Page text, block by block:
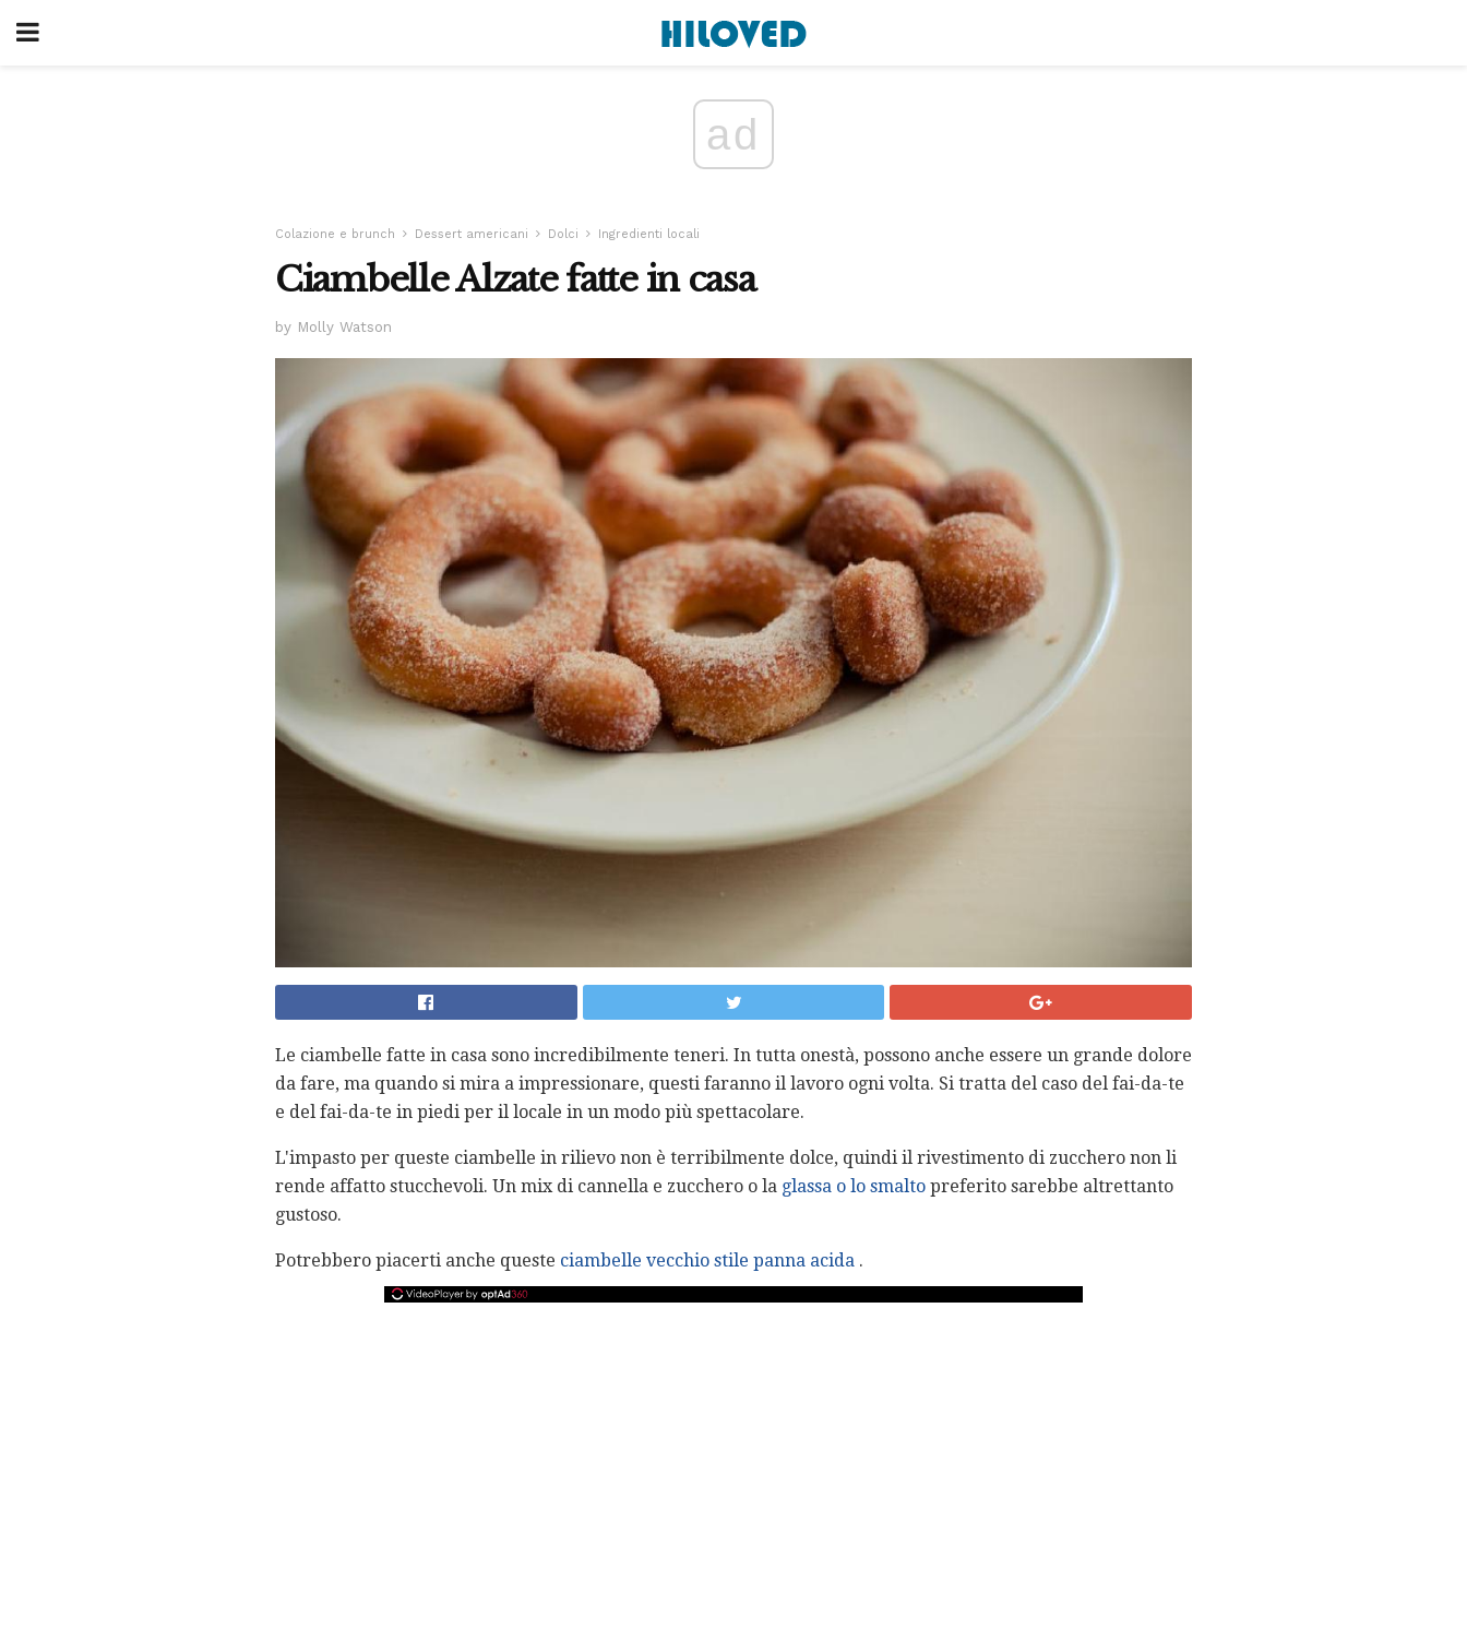
ad
Colazione e brunch Dessert americani Dolci Ingredienti locali
Ciambelle Alzate fatte in casa
by Molly Watson
Le ciambelle fatte in casa sono incredibilmente teneri. In tutta onestà, possono anche essere un grande dolore
da fare, ma quando si mira a impressionare, questi faranno il lavoro ogni volta. Si tratta del caso del fai-da-te
e del fai-da-te in piedi per il locale in un modo più spettacolare.
L'impasto per queste ciambelle in rilievo non è terribilmente dolce, quindi il rivestimento di zucchero non li
rende affatto stucchevoli. Un mix di cannella e zucchero o la glassa o lo smalto preferito sarebbe altrettanto
gustoso.
Potrebbero piacerti anche queste ciambelle vecchio stile panna acida .